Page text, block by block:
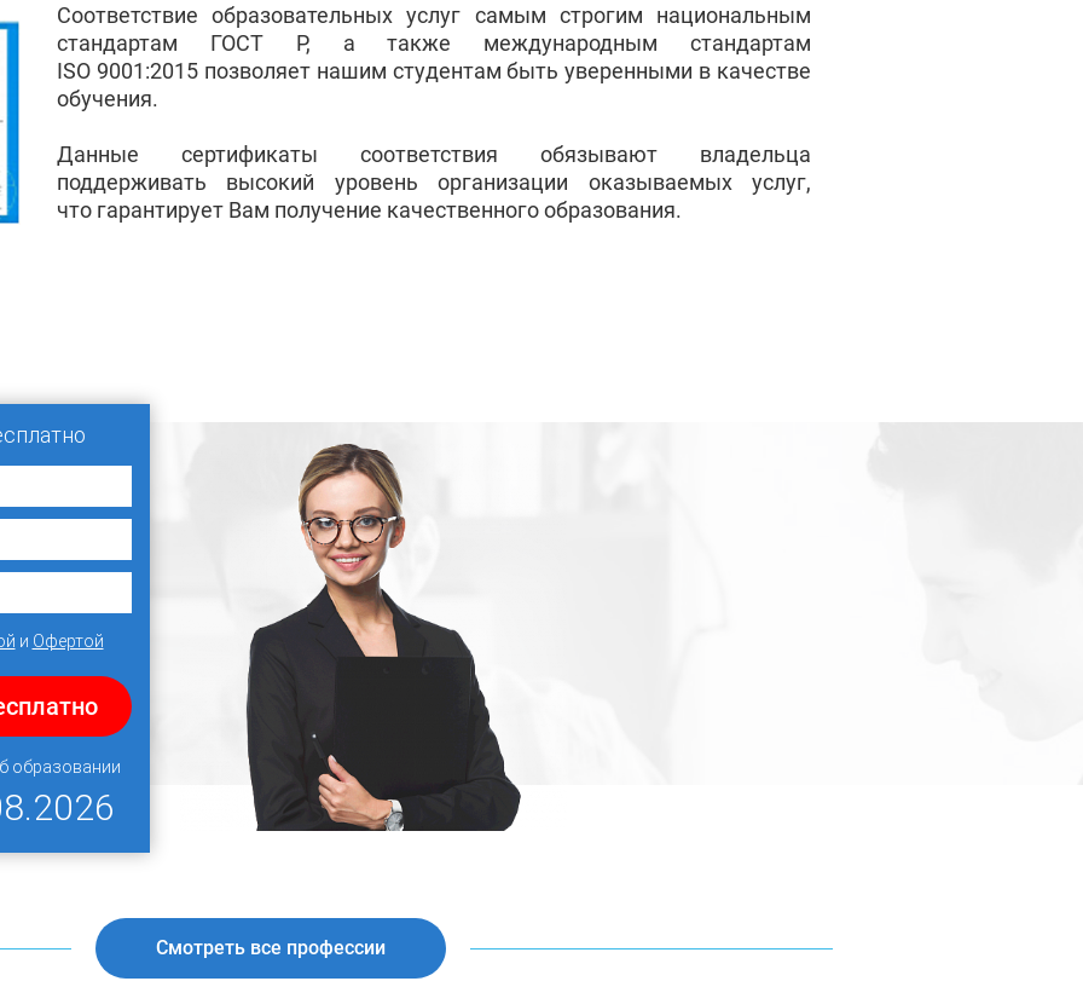
Соответствие образовательных услуг самым строгим национальным
стандартам ГОСТ Р, а также международным стандартам
ISO 9001:2015 позволяет нашим студентам быть уверенными в качестве
обучения.
Данные сертификаты соответствия обязывают владельца
поддерживать высокий уровень организации оказываемых услуг,
что гарантирует Вам получение качественного образования.
и Офертой
образовании
Смотреть все профессии